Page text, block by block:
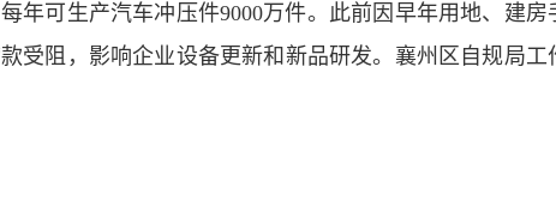
年可生产汽车冲压件9000万件。此前因早年用地、建房
受阻，影响企业设备更新和新品研发。襄州区自规局工